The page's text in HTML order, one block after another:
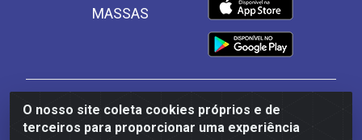
O nosso site coleta cookies próprios e de
terceiros para proporcionar uma experiência
MASSAS
Frinscal - Distribuidora e Importadora de Alimentos
LTDA - Rodovia BR 101 Sul Km 187, 310 Galpão - Santa